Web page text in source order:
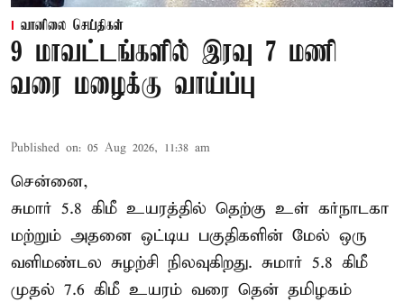
வானிலை செய்திகள்
9 மாவட்டங்களில் இரவு 7 மணி
வரை மழைக்கு வாய்ப்பு
Published on: 05 Aug 2026, 11:38 am
சென்னை,
சுமார் 5.8 கிமீ உயரத்தில் தெற்கு உள் கர்நாடகா
மற்றும் அதனை ஒட்டிய பகுதிகளின் மேல் ஒரு
வளிமண்டல சுழற்சி நிலவுகிறது. சுமார் 5.8 கிமீ
முதல் 7.6 கிமீ உயரம் வரை தென் தமிழகம்